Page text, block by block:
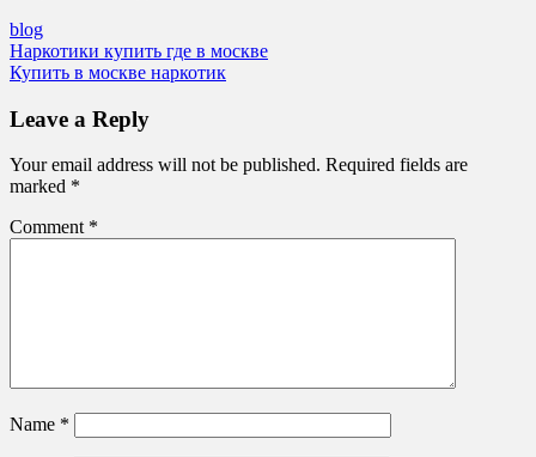
blog
Post
navigation
Наркотики купить где в москве
Купить в москве наркотик
Leave a Reply
Your email address will not be published. Required fields are
marked *
Comment *
Name *